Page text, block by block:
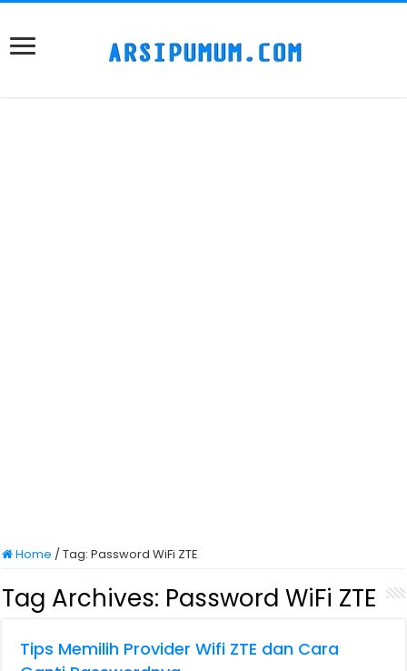
Home /Tag:Password WiFi ZTE
Tag Archives: Password WiFi ZTE
Tips Memilih Provider Wifi ZTE dan Cara